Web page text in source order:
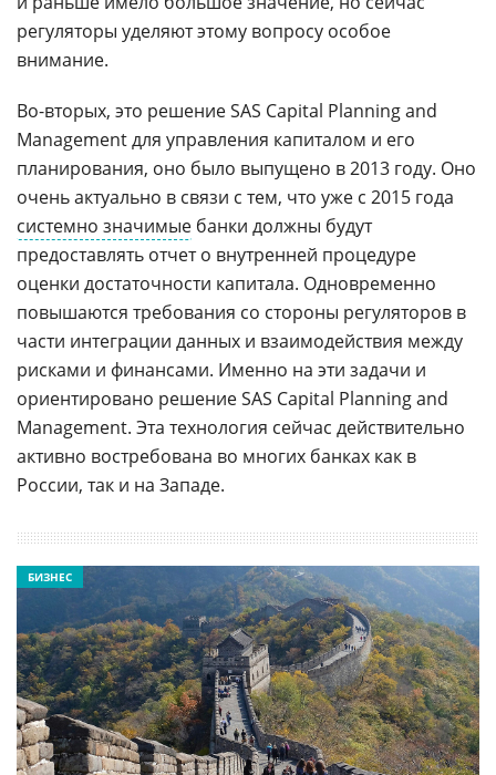
регуляторы уделяют этому вопросу особое
внимание.
Во-вторых, это решение SAS Capital Planning and
Management для управления капиталом и его
планирования, оно было выпущено в 2013 году. Оно
очень актуально в связи с тем, что уже с 2015 года
системно значимые банки должны будут
предоставлять отчет о внутренней процедуре
оценки достаточности капитала. Одновременно
повышаются требования со стороны регуляторов в
части интеграции данных и взаимодействия между
рисками и финансами. Именно на эти задачи и
ориентировано решение SAS Capital Planning and
Management. Эта технология сейчас действительно
активно востребована во многих банках как в
России, так и на Западе.
БИЗНЕС